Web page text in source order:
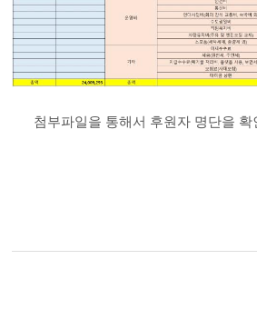
첨부파일을 통해서 후원자 명단을